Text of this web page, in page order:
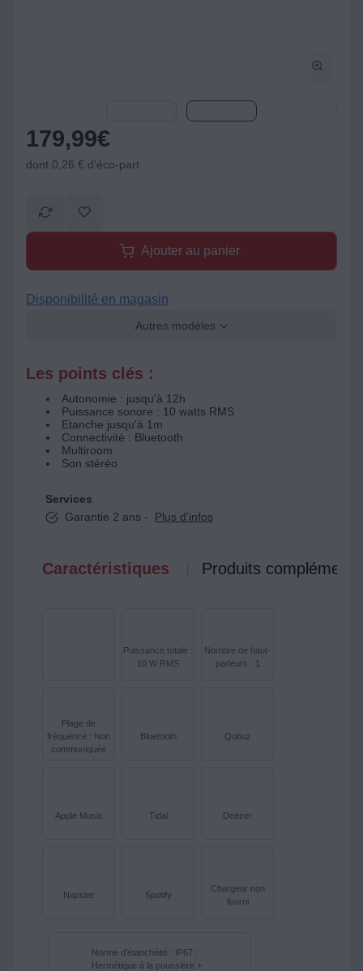
179,99€
dont 0,26 € d'éco-part
Ajouter au panier
Disponibilité en magasin
Autres modèles
Les points clés :
Autonomie : jusqu'à 12h
Puissance sonore : 10 watts RMS
Etanche jusqu'à 1m
Connectivité : Bluetooth
Multiroom
Son stéréo
Services
Garantie 2 ans -
Plus d'infos
Caractéristiques Produits
Puissance totale :
10 W RMS
Nombre de haut-
parleurs : 1
Plage de
fréquence : Non
communiquée
Bluetooth Qobuz
Apple Music Tidal Deezer
Napster Spotify
Chargeur non
fourni
Norme d'étanchéité : IP67 :
Hermétique à la poussière +